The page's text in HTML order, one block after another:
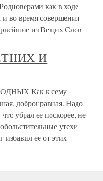
как в ходе
во время совершения
из Вещих Слов
И
Как к сему
добронравная. Надо
убрал ее поскорее, не
утехи
избавил ее от этих